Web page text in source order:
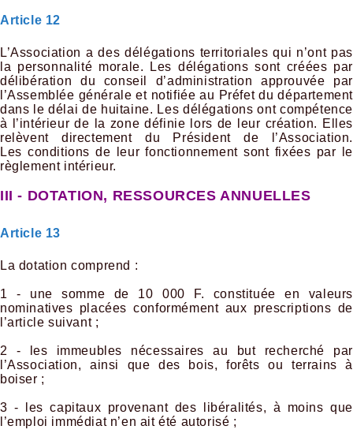
Article 12
L’Association a des délégations territoriales qui n’ont pas
la personnalité morale. Les délégations sont créées par
délibération du conseil d’administration approuvée par
l’Assemblée générale et notifiée au Préfet du département
dans le délai de huitaine. Les délégations ont compétence
à l’intérieur de la zone définie lors de leur création. Elles
relèvent directement du Président de l’Association.
Les conditions de leur fonctionnement sont fixées par le
règlement intérieur.
III - DOTATION, RESSOURCES ANNUELLES
Article 13
La dotation comprend :
1 - une somme de 10 000 F. constituée en valeurs
nominatives placées conformément aux prescriptions de
l’article suivant ;
2 - les immeubles nécessaires au but recherché par
l’Association, ainsi que des bois, forêts ou terrains à
boiser ;
3 - les capitaux provenant des libéralités, à moins que
l’emploi immédiat n’en ait été autorisé ;